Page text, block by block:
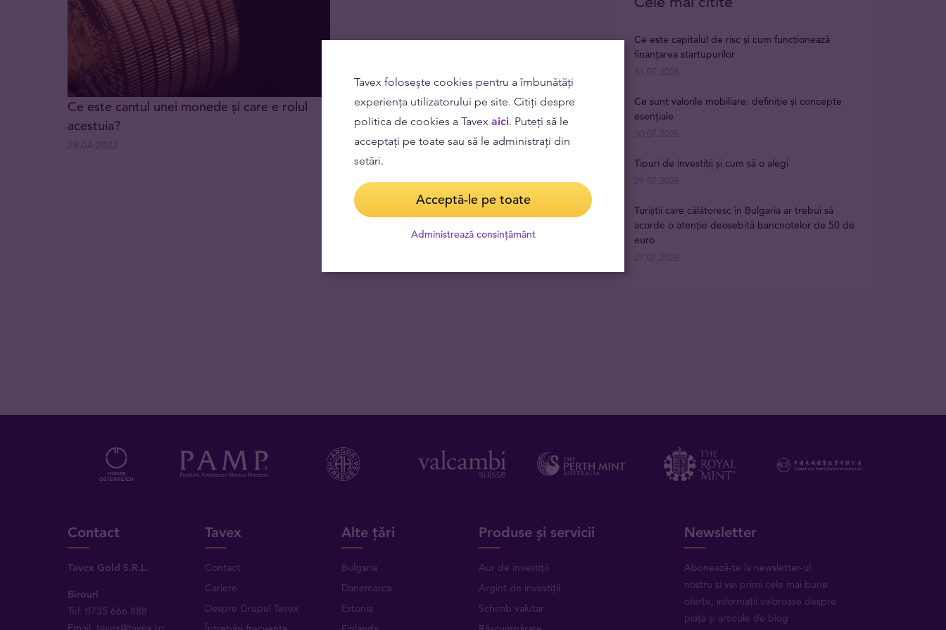
Ce este cantul unei monede și care e rolul
acestuia?
Ce este capitalul de risc și cum funcționează
finanțarea startupurilor
31.07.2026
Ce sunt valorile mobiliare: definiție și concepte
esențiale
30.07.2026
Tipuri de investiții și cum să o alegi
29.07.2026
Turiștii care călătoresc în Bulgaria ar trebui să
acorde o atenție deosebită bancnotelor de 50 de
euro
27.07.2026
Contact
Tavex Gold S.R.L.
Birouri
Tel: 0735 666 888
Tavex
Contact
Cariere
Despre Grupul Tavex
Alte țări
Bulgaria
Danemarca
Estonia
Produse și servicii
Aur de investiții
Argint de investiții
Schimb valutar
Newsletter
Abonează-te la newsletter-ul
nostru și vei primi cele mai bune
oferte, informații valoroase despre
piață și articole de blog
Tavex folosește cookies pentru a îmbunătăți
experiența utilizatorului pe site. Citiți despre
politica de cookies a Tavex aici. Puteți să le
acceptați pe toate sau să le administrați din
setări.
Acceptă-le pe toate
Administrează consințământ